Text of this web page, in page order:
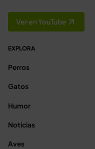
Ver en YouTube
EXPLORA
Perros
Gatos
Humor
Noticias
Aves